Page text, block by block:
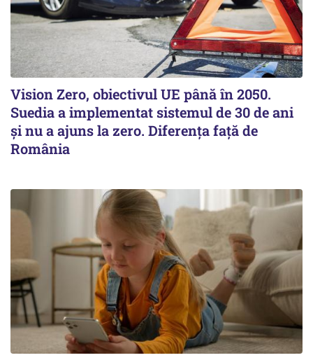
Vision Zero, obiectivul UE până în 2050.
Suedia a implementat sistemul de 30 de ani
şi nu a ajuns la zero. Diferenţa faţă de
România